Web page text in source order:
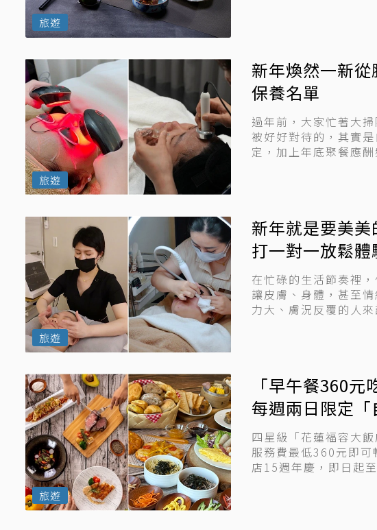
旅遊
新年煥然一新從
保養名單
過年前，大家忙著大
被好好對待的，其實
定，加上年底聚餐應
旅遊
新年就是要美
打一對一放鬆體
在忙碌的生活節奏裡
讓皮膚、身體，甚至
力大、膚況反覆的人
旅遊
「早午餐360
每週兩日限定
四星級「花蓮福容大
服務費最低360元即可
店15週年慶，即日起
旅遊